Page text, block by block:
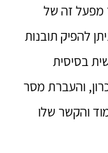
מפעל זה של
להפיק תובנות
בסיסית
והעברת מסר
והקשר שלו